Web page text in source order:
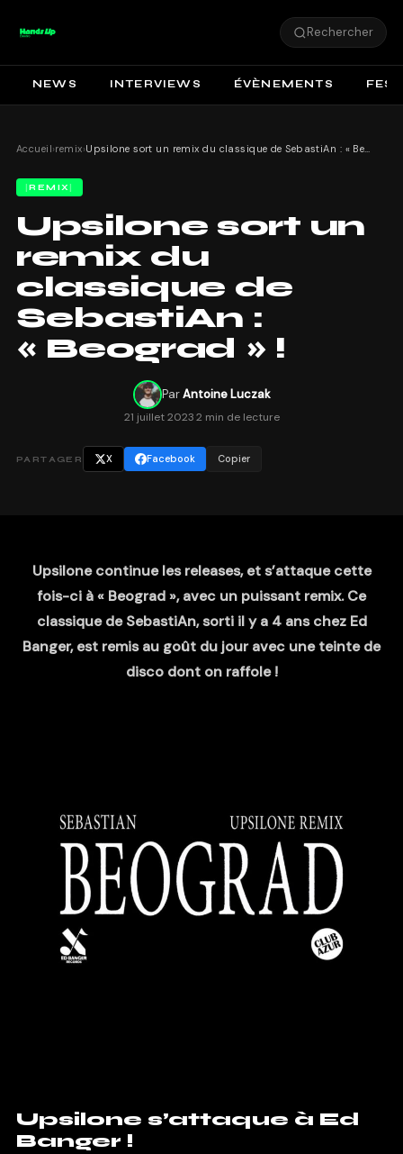
Rechercher
NEWS INTERVIEWS ÉVÈNEMENTS
Accueil›remix› Upsilone sort un remix du classique de SebastiAn : « Beograd » !
REMIX
Upsilone sort un
remix du
classique de
SebastiAn :
« Beograd » !
ParAntoine Luczak
21 juillet 20232 min de lecture
PARTAGER X Facebook Copier
Upsilone continue les releases, et s’attaque cette
fois-ci à « Beograd », avec un puissant remix. Ce
classique de SebastiAn, sorti il y a 4 ans chez Ed
Banger, est remis au goût du jour avec une teinte de
disco dont on raffole !
Upsilone s’attaque à Ed
Banger !